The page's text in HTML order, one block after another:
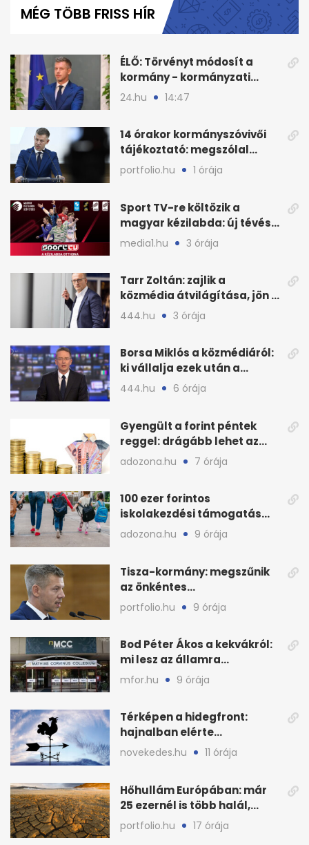
minute,
MÉG TÖBB FRISS HÍR
ÉLŐ: Törvényt módosít a
kormány - kormányzati
tájékoztató az energiakrízis
24.hu 14:47
14 órakor kormányszóvivői
tájékoztató: megszólal
Magyar Péter is
portfolio.hu 1 órája
Sport TV-re költözik a
magyar kézilabda: új tévés
megállapodás
media1.hu 3 órája
Tarr Zoltán: zajlik a
közmédia átvilágítása, jön a
nyilvános véleményezés
444.hu 3 órája
Borsa Miklós a közmédiáról:
ki vállalja ezek után a
munkát?
444.hu 6 órája
Gyengült a forint péntek
reggel: drágább lehet az
euró és a dollár
adozona.hu 7 órája
100 ezer forintos
iskolakezdési támogatás
2026 őszén: adózás,
munkáltatói plusz
adozona.hu 9 órája
Tisza-kormány: megszűnik
az önkéntes
fogyasztáscsökkentés
portfolio.hu 9 órája
Bod Péter Ákos a kekvákról:
mi lesz az államra
visszaszálló vagyonnal?
mfor.hu 9 órája
Térképen a hidegfront:
hajnalban elérte
Magyarország határát
novekedes.hu 11 órája
Hőhullám Európában: már
25 ezernél is több halál,
folytatódhat
portfolio.hu 17 órája